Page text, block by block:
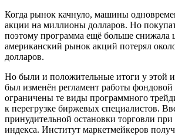
Когда рынок качнуло, машины
акции на миллионы долларов. Но
поэтому программа ещё больше снижала
американский рынок акций потерял
долларов.
Но были и положительные итоги у этой
был изменён регламент работы
ограничены те виды программного
к перегрузке биржевых специалистов.
принудительной остановки торговли при
индекса. Институт маркетмейкеров